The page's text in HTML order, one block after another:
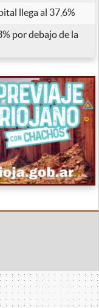
llega al 37,6%
por debajo de la